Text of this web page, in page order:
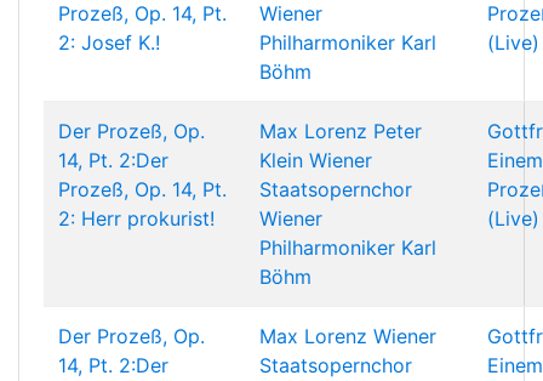
Prozeß, Op. 14, Pt.
2: Josef K.!
Wiener
Philharmoniker Karl
Böhm
(Live)
Der Prozeß, Op.
14, Pt. 2:Der
Prozeß, Op. 14, Pt.
2: Herr prokurist!
Max Lorenz Peter
Klein Wiener
Staatsopernchor
Wiener
Philharmoniker Karl
Böhm
(Live)
Der Prozeß, Op.
14, Pt. 2:Der
Max Lorenz Wiener
Staatsopernchor